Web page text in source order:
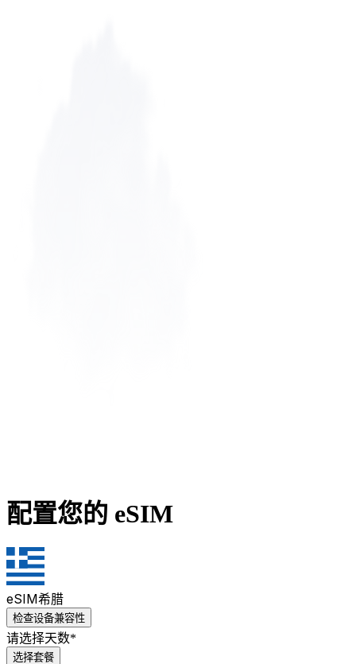
配置您的 eSIM
eSIM希腊
检查设备兼容性
请选择天数*
选择套餐